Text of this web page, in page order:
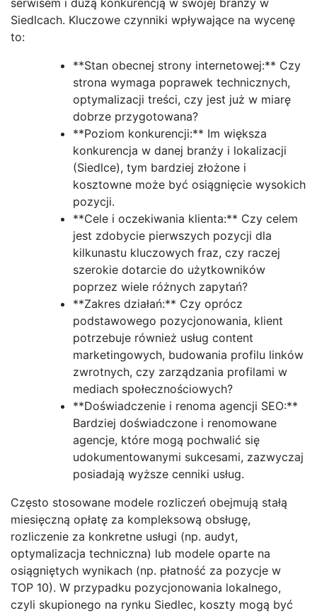
Siedlcach. Kluczowe czynniki wpływające na wycenę
to:
**Stan obecnej strony internetowej:** Czy
strona wymaga poprawek technicznych,
optymalizacji treści, czy jest już w miarę
dobrze przygotowana?
**Poziom konkurencji:** Im większa
konkurencja w danej branży i lokalizacji
(Siedlce), tym bardziej złożone i
kosztowne może być osiągnięcie wysokich
pozycji.
**Cele i oczekiwania klienta:** Czy celem
jest zdobycie pierwszych pozycji dla
kilkunastu kluczowych fraz, czy raczej
szerokie dotarcie do użytkowników
poprzez wiele różnych zapytań?
**Zakres działań:** Czy oprócz
podstawowego pozycjonowania, klient
potrzebuje również usług content
marketingowych, budowania profilu linków
zwrotnych, czy zarządzania profilami w
mediach społecznościowych?
**Doświadczenie i renoma agencji SEO:**
Bardziej doświadczone i renomowane
agencje, które mogą pochwalić się
udokumentowanymi sukcesami, zazwyczaj
posiadają wyższe cenniki usług.
Często stosowane modele rozliczeń obejmują stałą
miesięczną opłatę za kompleksową obsługę,
rozliczenie za konkretne usługi (np. audyt,
optymalizacja techniczna) lub modele oparte na
osiągniętych wynikach (np. płatność za pozycje w
TOP 10). W przypadku pozycjonowania lokalnego,
czyli skupionego na rynku Siedlec, koszty mogą być